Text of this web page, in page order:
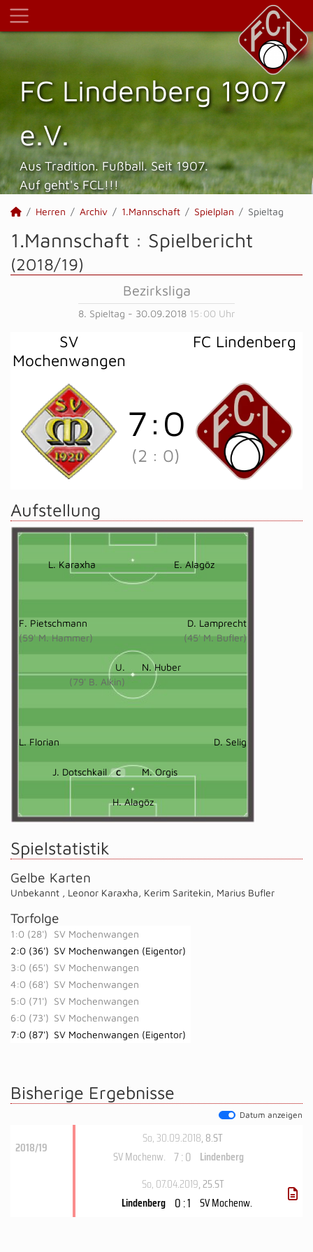
FC Lindenberg 1907
e.V.
Aus Tradition. Fußball. Seit 1907.
Auf geht's FCL!!!
Herren Archiv 1.Mannschaft Spielplan Spieltag
1.Mannschaft : Spielbericht
(2018/19)
Bezirksliga
8. Spieltag - 30.09.2018 15:00 Uhr
SV
Mochenwangen
FC Lindenberg
7: 0
(2 : 0)
Aufstellung
L. Karaxha E. Alagöz
F. Pietschmann
(59' M. Hammer)
D. Lamprecht
(45' M. Bufler)
U.
(79' B. Alkin)
N. Huber
L. Florian D. Selig
J. Dotschkail C M. Orgis
H. Alagöz
Spielstatistik
Gelbe Karten
Unbekannt , Leonor Karaxha, Kerim Saritekin, Marius Bufler
Torfolge
1:0 (28')
SV Mochenwangen
2:0 (36') SV Mochenwangen (Eigentor)
3:0 (65') SV Mochenwangen
4:0 (68') SV Mochenwangen
5:0 (71')
SV Mochenwangen
6:0 (73') SV Mochenwangen
7:0 (87') SV Mochenwangen (Eigentor)
Bisherige Ergebnisse
Datum anzeigen
2018/19
So, 30.09.2018, 8.ST
SV Mochenw. 7 : 0 Lindenberg
So, 07.04.2019, 25.ST
Lindenberg 0 : 1 SV Mochenw.